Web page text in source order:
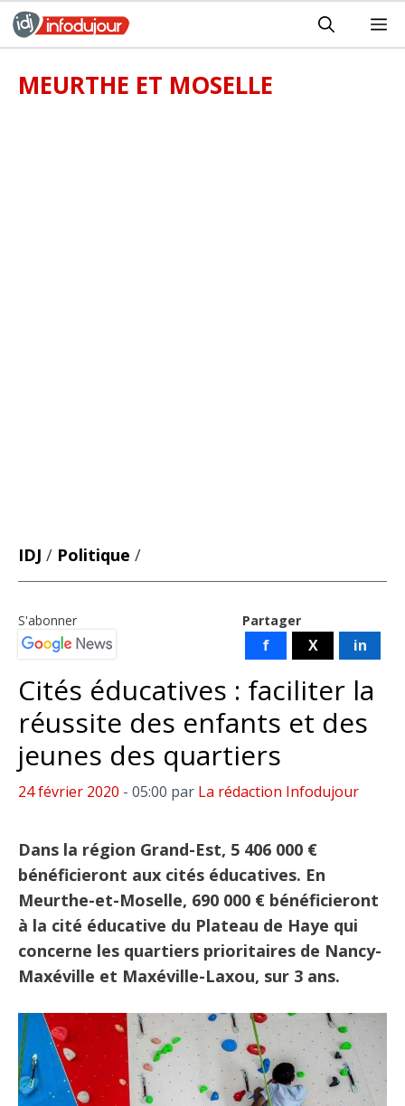
Aller
au
MEURTHE ET MOSELLE
IDJ / Politique /
Partager
f X in
S'abonner
Cités éducatives : faciliter la
réussite des enfants et des
jeunes des quartiers
24 février 2020 - 05:00 par La rédaction Infodujour
Dans la région Grand-Est, 5 406 000 €
bénéficieront aux cités éducatives. En
Meurthe-et-Moselle, 690 000 € bénéficieront
à la cité éducative du Plateau de Haye qui
concerne les quartiers prioritaires de Nancy-
Maxéville et Maxéville-Laxou, sur 3 ans.